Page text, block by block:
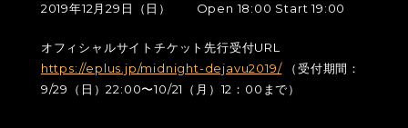
2019年12月29日（日） Open 18:00 Start 19:00
オフィシャルサイトチケット先行受付URL
https://eplus.jp/midnight-dejavu2019/（受付期間：
9/29（日）22:00〜10/21（月）12：00まで）